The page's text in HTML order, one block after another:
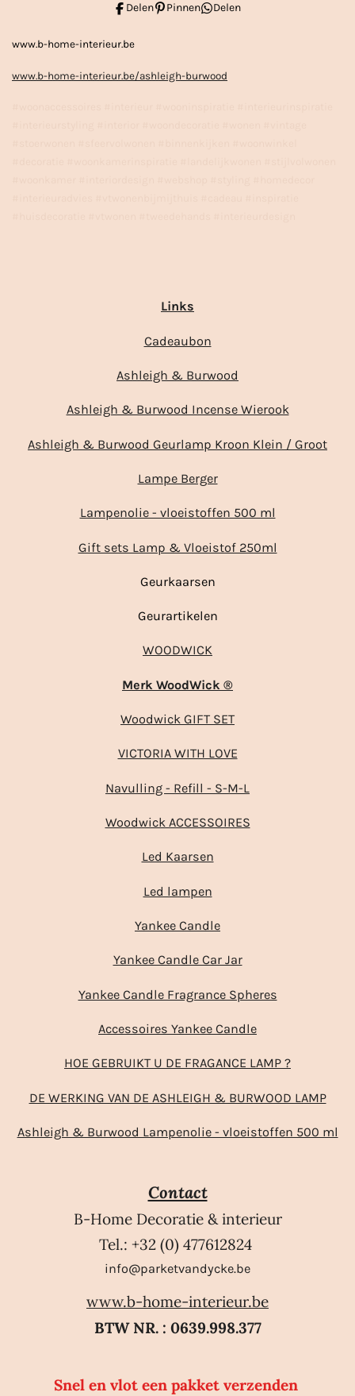
Delen Pinnen Delen
www.b-home-interieur.be
www.b-home-interieur.be/ashleigh-burwood
Links
Cadeaubon
Ashleigh & Burwood
Ashleigh & Burwood Incense Wierook
Ashleigh & Burwood Geurlamp Kroon Klein / Groot
Lampe Berger
Lampenolie - vloeistoffen 500 ml
Gift sets Lamp & Vloeistof 250ml
Geurkaarsen
Geurartikelen
WOODWICK
Merk WoodWick ®
Woodwick GIFT SET
VICTORIA WITH LOVE
Navulling - Refill - S-M-L
Woodwick ACCESSOIRES
Led Kaarsen
Led lampen
Yankee Candle
Yankee Candle Car Jar
Yankee Candle Fragrance Spheres
Accessoires Yankee Candle
HOE GEBRUIKT U DE FRAGANCE LAMP ?
DE WERKING VAN DE ASHLEIGH & BURWOOD LAMP
Ashleigh & Burwood Lampenolie - vloeistoffen 500 ml
Contact
B-Home Decoratie & interieur
Tel.: +32 (0) 477612824
info@parketvandycke.be
www.b-home-interieur.be
BTW NR. : 0639.998.377
Snel en vlot een pakket verzenden